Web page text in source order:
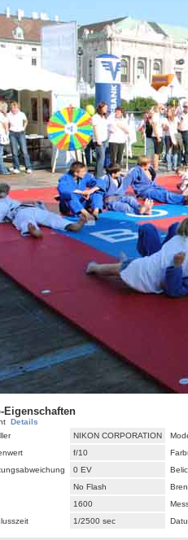
Eigenschaften
Details
NIKON CORPORATION
f/10
0 EV
No Flash
1600
1/2500 sec